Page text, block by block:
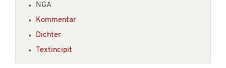
NGA
Kommentar
Dichter
Textincipit